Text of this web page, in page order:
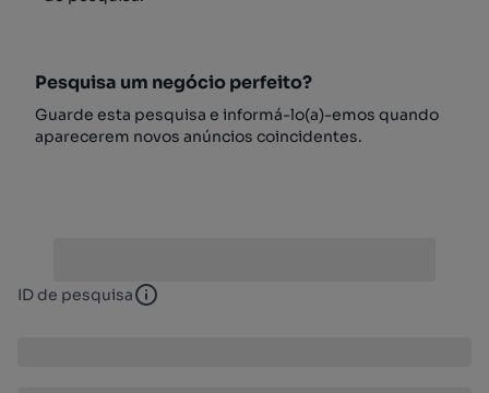
Pesquisa um negócio perfeito?
Guarde esta pesquisa e informá-lo(a)-emos quando
aparecerem novos anúncios coincidentes.
ID de pesquisa ID de pesquisa